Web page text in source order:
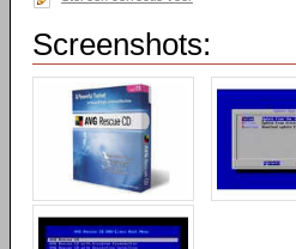
Screenshots: